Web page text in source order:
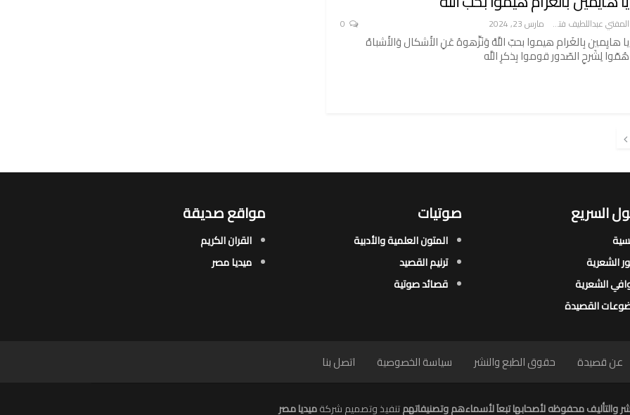
المفتي عبداللطيف فتح الله مارس 23, 2024
يا هايِمين بِالغَرام هيموا بحبّ اللَّهْ وَنَزِّهوهُ عَنِ الأَشكال وَالأَشباهْ
هُمّوا لِشَرحِ الصّدور قوموا بِذكرِ اللَّه
السريع
الشعرية​
الشعرية​
القصيدة​
صوتيات
المتون العلمية والأدبية
ترنيم القصيد
قصائد صوتية
مواقع صديقة
القران الكريم
ميديا مصر
عن قصيدة حقوق الطبع والنشر سياسة الخصوصية اتصل بنا
والتأليف محفوظه لأصحابها تبعاَ لأسماءهم وتصنيفاتهمتنفيذ وتصميم شركةميديا مصر